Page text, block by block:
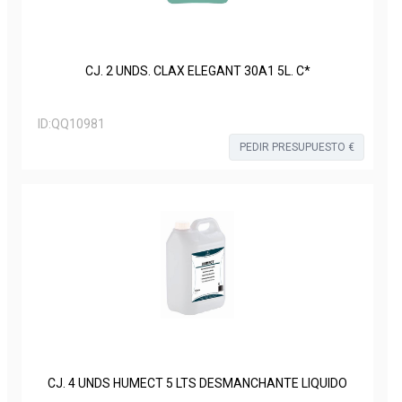
CJ. 2 UNDS. CLAX ELEGANT 30A1 5L. C*
ID:QQ10981
PEDIR PRESUPUESTO €
CJ. 4 UNDS HUMECT 5 LTS DESMANCHANTE LIQUIDO